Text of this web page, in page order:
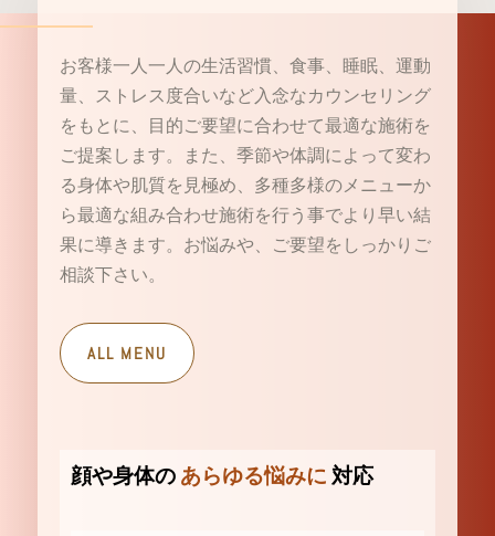
お客様一人一人の生活習慣、食事、睡眠、運動
量、ストレス度合いなど入念なカウンセリング
をもとに、目的ご要望に合わせて最適な施術を
ご提案します。また、季節や体調によって変わ
る身体や肌質を見極め、多種多様のメニューか
ら最適な組み合わせ施術を行う事でより早い結
果に導きます。お悩みや、ご要望をしっかりご
相談下さい。
ALL MENU
顔や身体の あらゆる悩みに 対応